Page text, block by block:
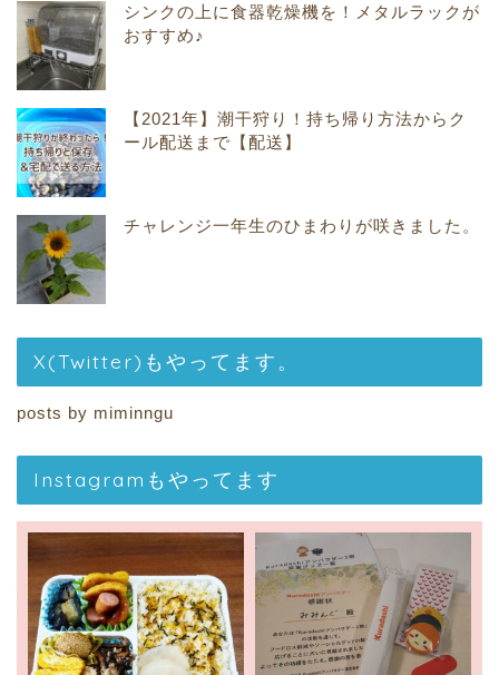
シンクの上に食器乾燥機を！メタルラックが
おすすめ♪
【2021年】潮干狩り！持ち帰り方法からク
ール配送まで【配送】
チャレンジ一年生のひまわりが咲きました。
X(Twitter)もやってます。
posts by miminngu
Instagramもやってます